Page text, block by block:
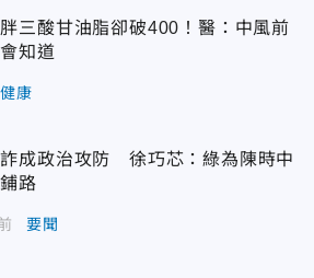
三酸甘油脂卻破400！醫：中風前
知道
健康
成政治攻防 徐巧芯：綠為陳時中
路
要聞